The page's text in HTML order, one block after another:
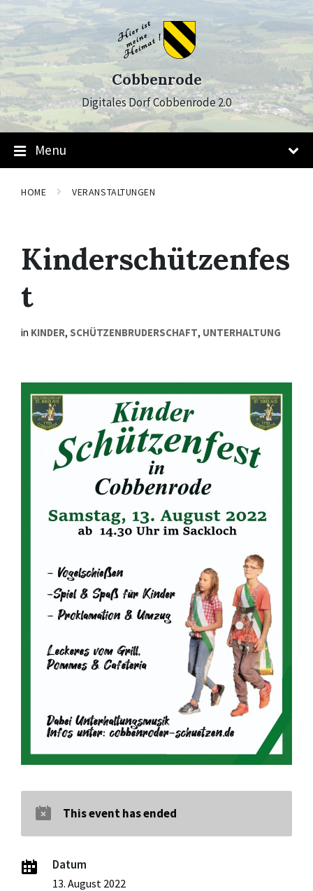
Skip
to
content
Skip
to
main
navigation
Skip
to
footer
Cobbenrode
Digitales Dorf Cobbenrode 2.0
Menu
HOME VERANSTALTUNGEN
Kinderschützenfes
t
in KINDER, SCHÜTZENBRUDERSCHAFT, UNTERHALTUNG
This event has ended
Datum
13. August 2022